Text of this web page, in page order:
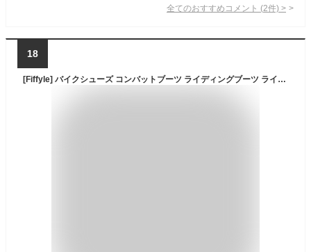
全てのおすすめコメント (2件) >
18
[Fiffyle] バイクシューズ コンバットブーツ ライディングブーツ ライダーブーツ 強化防衛性 レーシングブーツ バイク用靴 耐衝撃 山登り靴 通気 バイク用品 オートバイ靴 男女兼用 四季 (ブラック, 26.5cm)